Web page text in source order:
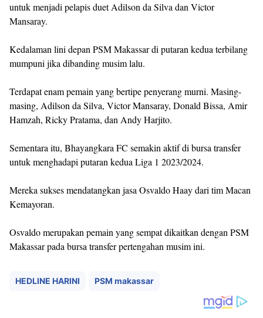
untuk menjadi pelapis duet Adilson da Silva dan Victor
Mansaray.
Kedalaman lini depan PSM Makassar di putaran kedua terbilang
mumpuni jika dibanding musim lalu.
Terdapat enam pemain yang bertipe penyerang murni. Masing-
masing, Adilson da Silva, Victor Mansaray, Donald Bissa, Amir
Hamzah, Ricky Pratama, dan Andy Harjito.
Sementara itu, Bhayangkara FC semakin aktif di bursa transfer
untuk menghadapi putaran kedua Liga 1 2023/2024.
Mereka sukses mendatangkan jasa Osvaldo Haay dari tim Macan
Kemayoran.
Osvaldo merupakan pemain yang sempat dikaitkan dengan PSM
Makassar pada bursa transfer pertengahan musim ini.
HEDLINE HARINI PSM makassar